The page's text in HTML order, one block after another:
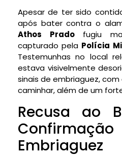
Apesar de ter sido
após bater contra o
Athos Pradofugiu
capturado pela Polícia
Testemunhas no local
estava visivelmente
sinais de embriaguez,
caminhar, além de um
Recusa ao
Embriaguez